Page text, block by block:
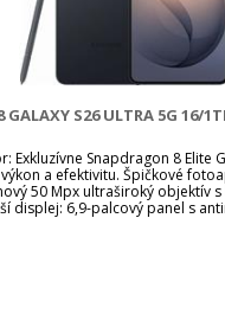
GALAXY S26 ULTRA 5G 16/
Exkluzívne Snapdragon 8 Elite
a efektivitu. Špičkové
50 Mpx ultraširoký objektív
displej: 6,9-palcový panel s